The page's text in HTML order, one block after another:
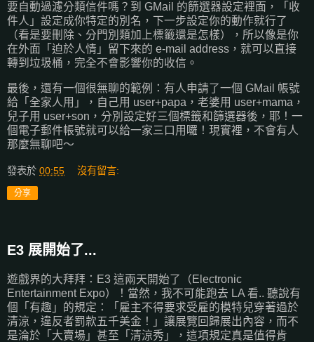
要自動過濾分類信件嗎？到 GMail 的篩選器設定裡面，「收
件人」設定成你特定的別名，下一步設定你的動作就行了
（看是要刪除、分門別類加上標籤還是怎樣），所以像是你
在外面「迫於人情」留下來的 e-mail address，就可以直接
轉到垃圾桶，完全不會影響你的收信。
最後，還有一個很無聊的範例：有人申請了一個 GMail 帳號
給「全家人用」，自己用 user+papa，老婆用 user+mama，
兒子用 user+son，分別設定好三個標籤和篩選器後，耶！一
個電子郵件帳號就可以給一家三口用囉！現實裡，不會有人
那麼無聊吧～
發表於 00:55 沒有留言:
分享
E3 展開始了...
遊戲界的大拜拜：E3 這兩天開始了（Electronic
Entertainment Expo）！當然，我不可能跑去 LA 看.. 聽說有
個「有趣」的規定：「雇主不得要求受雇的模特兒穿著過於
清涼，違反者罰款五千美金！」讓展覽回歸展出內容，而不
是淪於「大賣場」甚至「清涼秀」，這項規定真是值得肯